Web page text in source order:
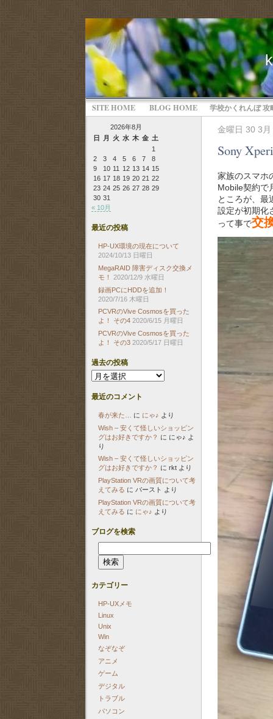
SITE HOME BLOG HOME 学校かくれんぼ 攻
金曜日 30 3
Sony
家族のスマホ
Mobile契約で
ところが、最
設定が初期
って事で交
2026年8月
日
月 火 水 木 金 土
1
2
3 4 5 6 7
8
9
10 11 12 13 14 15
16 17 18 19 20 21 22
23 24 25 26 27 28 29
30 31
« 10月
最近の投稿
HP-UX環境の現在について
2024/10/13 日曜日
MegaRAID 障害ディスク交換メ
モ！
2020/12/9 水曜日
録画PCにHDDを追加！
2020/7/16 木曜日
PCVRのVive Cosmosを買った
よ！ その4 2020/6/15 月曜日
PCVRのVive Cosmosを買った
よ！ その3 2020/5/17 日曜日
過去の投稿
過
去
の
投
最近のコメント
春が来た… に にゃ♪ より
Wish – 安くて怪しいショッピン
グはお好きですか？ に にゃ♪ よ
り
Wish – 安くて怪しいショッピン
グはお好きですか？ にrkt より
PlayStation VRの画質について考
えてみる に バースト より
PlayStation VRの画質について考
えてみる に にゃ♪ より
ブログを検索
索:
カテゴリー
HP-UXメモ
Linux
Unix
Win
なぞなぞ
アニメ
ゲーム
デジタル
トラブル
パソコン